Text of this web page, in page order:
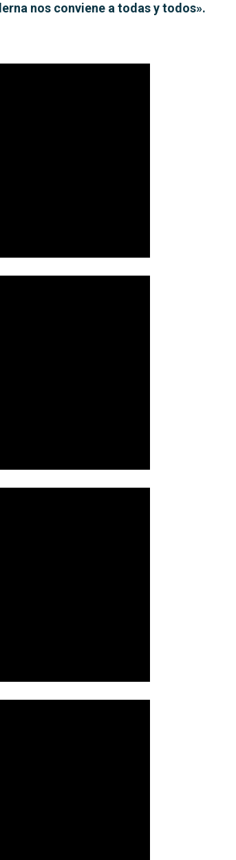
nos conviene a todas y todos».